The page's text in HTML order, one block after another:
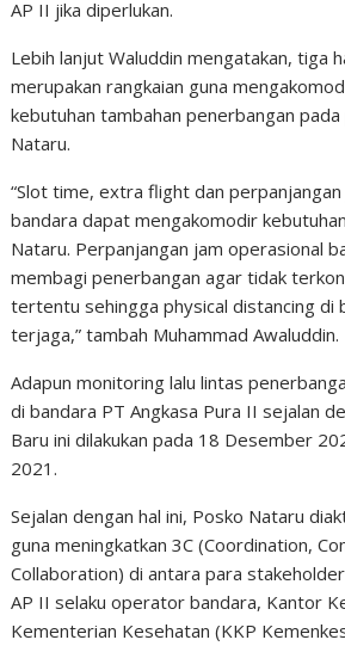
AP II jika diperlukan.
Lebih lanjut Waluddin mengatakan, tiga
merupakan rangkaian guna
kebutuhan tambahan penerbangan
Nataru.
“Slot time, extra flight dan
bandara dapat mengakomodir
Nataru. Perpanjangan jam operasional
membagi penerbangan agar tidak
tertentu sehingga physical distancing di
terjaga,” tambah Muhammad Awaluddin.
Adapun monitoring lalu lintas
di bandara PT Angkasa Pura II sejalan
Baru ini dilakukan pada 18 Desember
2021.
Sejalan dengan hal ini, Posko Nataru
guna meningkatkan 3C (Coordination,
Collaboration) di antara para
AP II selaku operator bandara, Kantor
Kementerian Kesehatan (KKP